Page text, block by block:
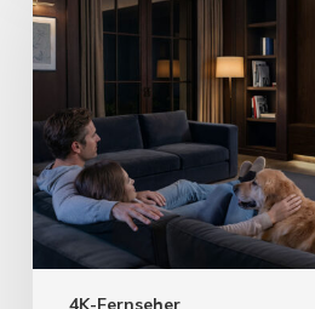
4K-Fernseher